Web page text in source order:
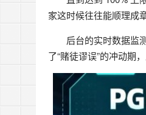
家这时候往往能顺理成
后台的实时数据监
了“赌徒谬误”的冲动期